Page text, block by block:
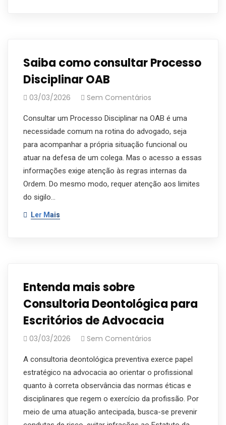
Saiba como consultar Processo
Disciplinar OAB
03/03/2026 Sem Comentários
Consultar um Processo Disciplinar na OAB é uma
necessidade comum na rotina do advogado, seja
para acompanhar a própria situação funcional ou
atuar na defesa de um colega. Mas o acesso a essas
informações exige atenção às regras internas da
Ordem. Do mesmo modo, requer atenção aos limites
do sigilo…
Ler Mais
Entenda mais sobre
Consultoria Deontológica para
Escritórios de Advocacia
03/03/2026 Sem Comentários
A consultoria deontológica preventiva exerce papel
estratégico na advocacia ao orientar o profissional
quanto à correta observância das normas éticas e
disciplinares que regem o exercício da profissão. Por
meio de uma atuação antecipada, busca-se prevenir